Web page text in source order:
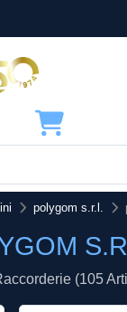
polygom s.r.l.
(105